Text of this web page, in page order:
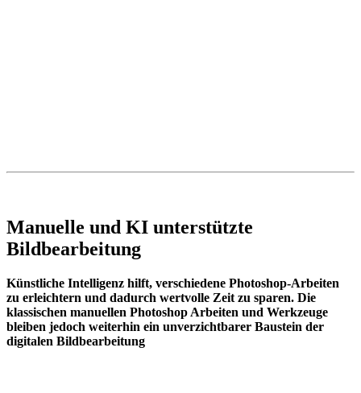
Manuelle und KI unterstützte
Bildbearbeitung
Künstliche Intelligenz hilft, verschiedene Photoshop-Arbeiten
zu erleichtern und dadurch wertvolle Zeit zu sparen. Die
klassischen manuellen Photoshop Arbeiten und Werkzeuge
bleiben jedoch weiterhin ein unverzichtbarer Baustein der
digitalen Bildbearbeitung